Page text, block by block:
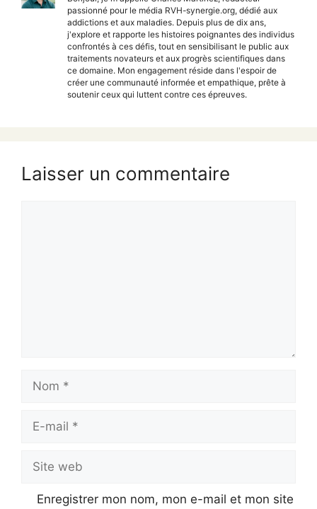
passionné pour le média RVH-synergie.org, dédié aux
addictions et aux maladies. Depuis plus de dix ans,
j'explore et rapporte les histoires poignantes des individus
confrontés à ces défis, tout en sensibilisant le public aux
traitements novateurs et aux progrès scientifiques dans
ce domaine. Mon engagement réside dans l'espoir de
créer une communauté informée et empathique, prête à
soutenir ceux qui luttent contre ces épreuves.
Laisser un commentaire
Nom
Site
web
Enregistrer mon nom, mon e-mail et mon site